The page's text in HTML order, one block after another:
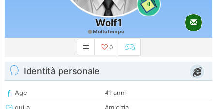
0
Wolf1
Molto tempo
0
Identità personale
Age
41 anni
qui a
Amicizia